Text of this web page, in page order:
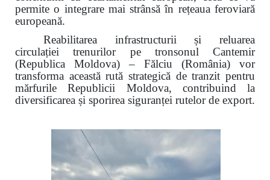
permite o integrare mai strânsă în rețeaua feroviară
europeană.
Reabilitarea infrastructurii și reluarea
circulației trenurilor pe tronsonul Cantemir
(Republica Moldova) – Fălciu (România) vor
transforma această rută strategică de tranzit pentru
mărfurile Republicii Moldova, contribuind la
diversificarea și sporirea siguranței rutelor de export.